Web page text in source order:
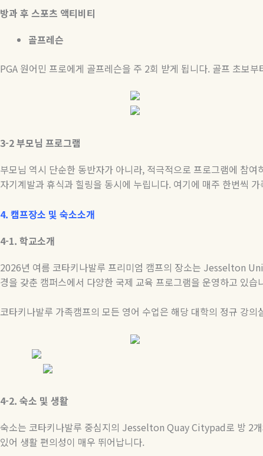
방과 후 스포츠 액티비티
골프레슨
PGA 원어민 프로에게 골프레슨을 주 2회 받게 됩니다. 골프 초보부
3-2부모님 프로그램
부모님 역시 단순한 동반자가 아니라, 적극적으로 프로그램에 참여
자기계발과 휴식과 힐링을 동시에 누립니다. 여기에 매주 한번씩
4. 캠프장소 및 숙소소개
4-1. 학교소개
2026년 여름 코타키나발루 프리미엄 캠프의 장소는 Jesselton
경을 갖춘 캠퍼스에서 다양한 국제 교육 프로그램을 운영하고 있습
코타키나발루 가족캠프의 모든 영어 수업은 해당 대학의 정규 강의
4-2. 숙소 및 생활
숙소는 코타키나발루 중심지의 Jesselton Quay Citypad로 방 2
있어 생활 편의성이 매우 뛰어납니다.